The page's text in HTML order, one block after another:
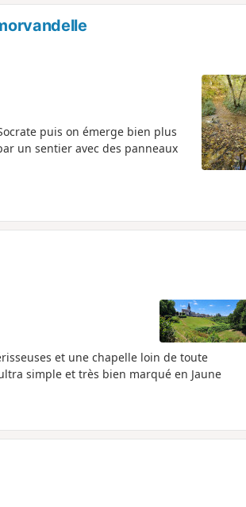
puis on émerge bien plus
un sentier avec des panneaux
et une chapelle loin de toute
simple et très bien marqué en Jaune